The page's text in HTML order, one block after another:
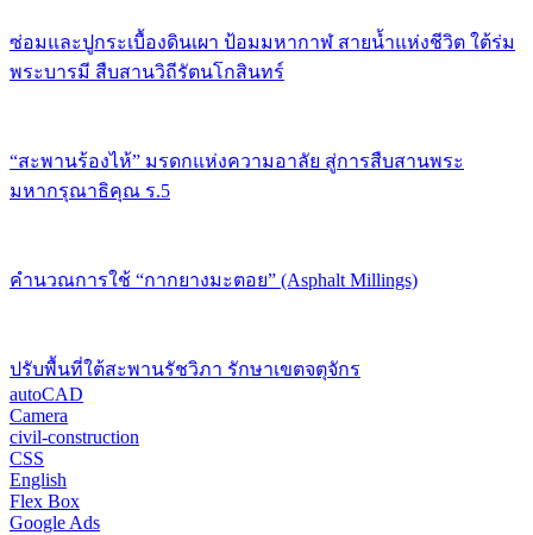
ซ่อมและปูกระเบื้องดินเผา ป้อมมหากาฬ สายน้ำแห่งชีวิต ใต้ร่ม
พระบารมี สืบสานวิถีรัตนโกสินทร์
“สะพานร้องไห้” มรดกแห่งความอาลัย สู่การสืบสานพระ
มหากรุณาธิคุณ ร.5
คำนวณการใช้ “กากยางมะตอย” (Asphalt Millings)
ปรับพื้นที่ใต้สะพานรัชวิภา รักษาเขตจตุจักร
autoCAD
Camera
civil-construction
CSS
English
Flex Box
Google Ads